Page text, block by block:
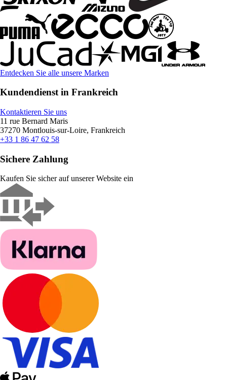
Entdecken Sie alle unsere Marken
Kundendienst in Frankreich
Kontaktieren Sie uns
11 rue Bernard Maris
37270 Montlouis-sur-Loire, Frankreich
+33 1 86 47 62 58
Sichere Zahlung
Kaufen Sie sicher auf unserer Website ein